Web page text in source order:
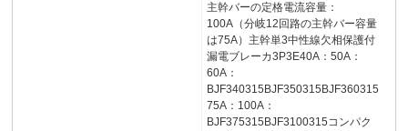
主幹バーの定格電流容量：
100A（分岐12回路の主幹バー容量
は75A）主幹単3中性線欠相保護付
漏電ブレーカ3P3E40A：50A：
60A：
BJF340315BJF350315BJF360315
75A：100A：
BJF375315BJF3100315コンパク